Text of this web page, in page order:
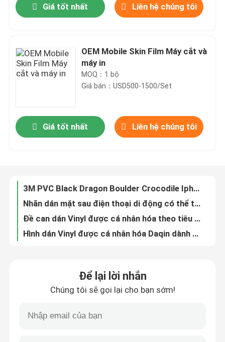
Nhà
Về chúng tôi
Liên hệ chúng tôi
Tin tức
Giá tốt nhất Liên hệ chúng tôi
OEM Mobile Skin Film Máy cắt và
máy in
MOQ：1 bộ
Giá bán：USD500-1500/Set
Giá tốt nhất Liên hệ chúng tôi
3M PVC Black Dragon Boulder Crocodile Iphone Phim bảo vệ mặt sau cho điện thoại
Nhãn dán mặt sau điện thoại di động có thể tùy chỉnh Miếng dán 3M Phim bảo vệ mặt sau iPhone
Đề can dán Vinyl được cá nhân hóa theo tiêu chuẩn ISO cho Macbook
Hình dán Vinyl được cá nhân hóa Daqin dành cho Chromebook Mobile Skins
Để lại lời nhắn
Chúng tôi sẽ gọi lại cho bạn sớm!